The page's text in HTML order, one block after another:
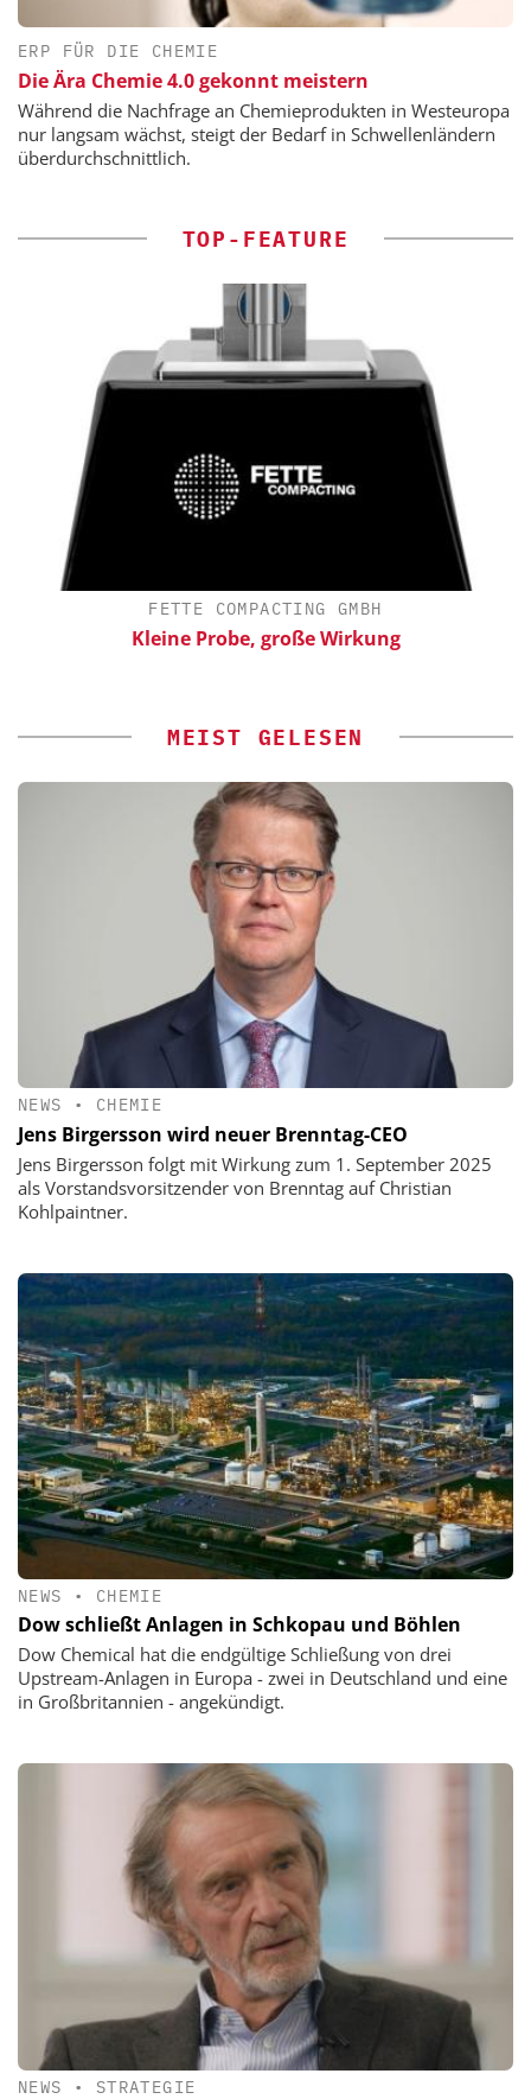
ERP FÜR DIE CHEMIE
Die Ära Chemie 4.0 gekonnt meistern
Während die Nachfrage an Chemieprodukten in Westeuropa
nur langsam wächst, steigt der Bedarf in Schwellenländern
überdurchschnittlich.
TOP-FEATURE
FETTE COMPACTING GMBH
Kleine Probe, große Wirkung
MEIST GELESEN
NEWS • CHEMIE
Jens Birgersson wird neuer Brenntag-CEO
Jens Birgersson folgt mit Wirkung zum 1. September 2025
als Vorstandsvorsitzender von Brenntag auf Christian
Kohlpaintner.
NEWS • CHEMIE
Dow schließt Anlagen in Schkopau und Böhlen
Dow Chemical hat die endgültige Schließung von drei
Upstream-Anlagen in Europa - zwei in Deutschland und eine
in Großbritannien - angekündigt.
NEWS • STRATEGIE